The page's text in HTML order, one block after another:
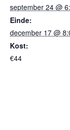
september 24 @
Einde:
december 17 @
Kost:
€44